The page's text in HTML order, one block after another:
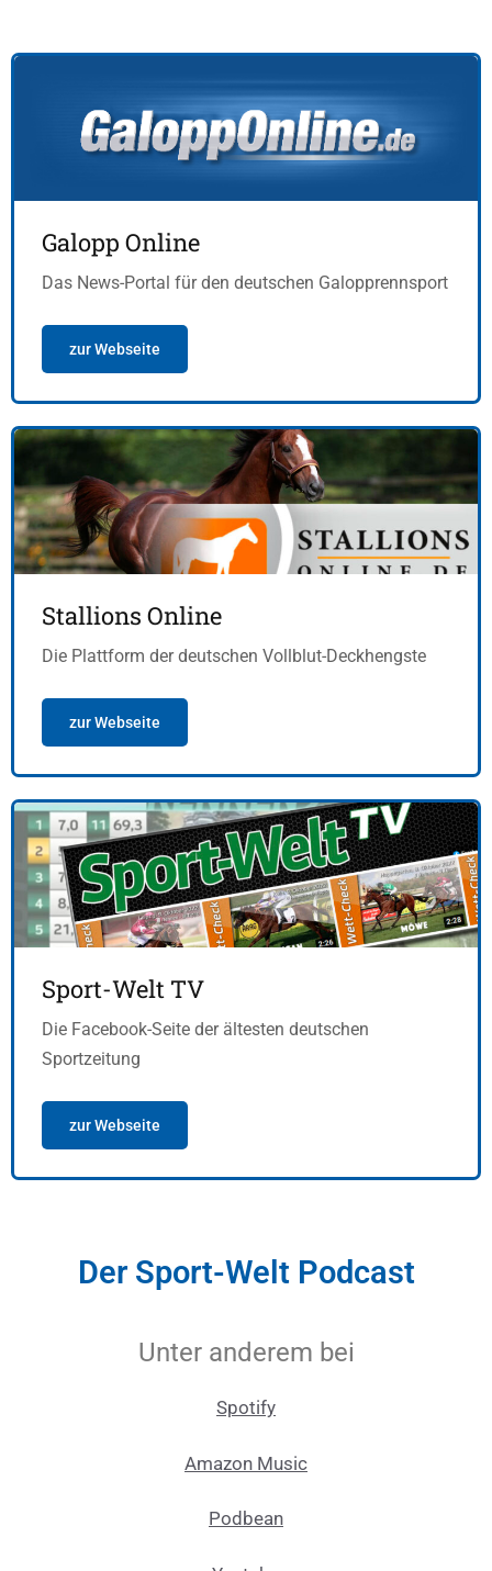
Galopp Online
Das News-Portal für den deutschen Galopprennsport
zur Webseite
Stallions Online
Die Plattform der deutschen Vollblut-Deckhengste
zur Webseite
Sport-Welt TV
Die Facebook-Seite der ältesten deutschen
Sportzeitung
zur Webseite
Der Sport-Welt Podcast
Unter anderem bei
Spotify
Amazon Music
Podbean